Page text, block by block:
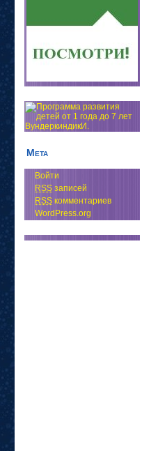
Мета
Войти
RSS записей
RSS комментариев
WordPress.org